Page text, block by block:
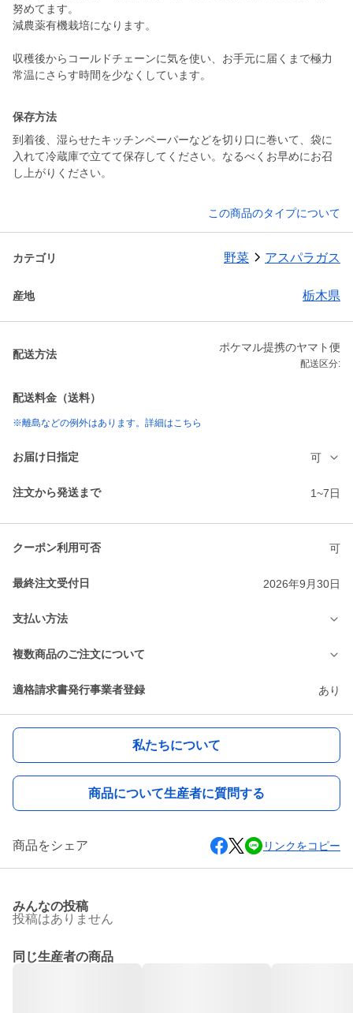
努めてます。
減農薬有機栽培になります。
収穫後からコールドチェーンに気を使い、お手元に届くまで極力
常温にさらす時間を少なくしています。
保存方法
到着後、湿らせたキッチンペーパーなどを切り口に巻いて、袋に
入れて冷蔵庫で立てて保存してください。なるべくお早めにお召
し上がりください。
この商品のタイプについて
カテゴリ 野菜 アスパラガス
産地 栃木県
配送方法
ポケマル提携のヤマト便
配送区分:
配送料金（送料）
※離島などの例外はあります。詳細はこちら
お届け日指定 可
注文から発送まで 1~7日
クーポン利用可否 可
最終注文受付日 2026年9月30日
支払い方法
複数商品のご注文について
適格請求書発行事業者登録 あり
私たちについて
商品について生産者に質問する
商品をシェア リンクをコピー
みんなの投稿
投稿はありません
同じ生産者の商品